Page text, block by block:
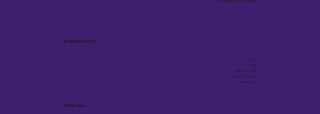
Efrat@workaround.blog
לינקים שימושיים
בלוג
ספר
הצהרת נגישות
מדיניות פרטיות
תקנון אתר
עקבו אחרינו